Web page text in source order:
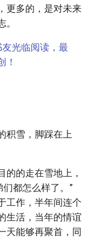
更多的，是对未来
光临阅读，最
！
积雪，脚踩在上
的的走在雪地上，
们都怎么样了。”
工作，半年间连个
生活，当年的情谊
天能够再聚首，同